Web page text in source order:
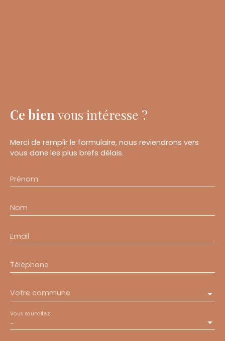
Ce bien vous intéresse ?
Merci de remplir le formulaire, nous reviendrons vers
vous dans les plus brefs délais.
Prénom
Nom
Email
Téléphone
Votre commune
-
Vous souhaitez